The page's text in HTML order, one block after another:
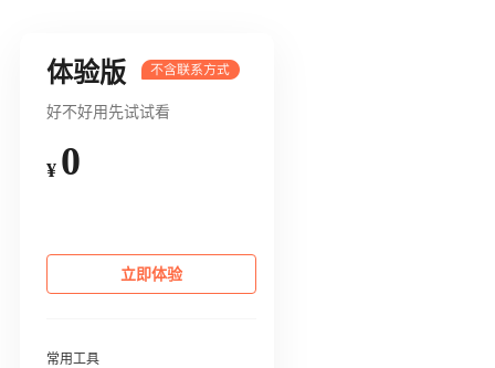
体验版
好不好用先试试看
¥ 0
立即体验
常用工具